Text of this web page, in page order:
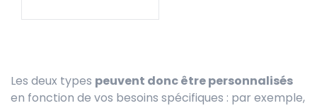
Les deux types peuvent donc être personnalisés
en fonction de vos besoins spécifiques : par exemple,